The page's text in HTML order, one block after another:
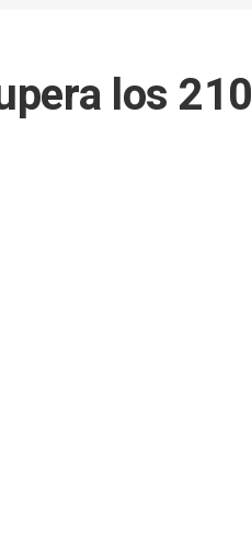
los 210